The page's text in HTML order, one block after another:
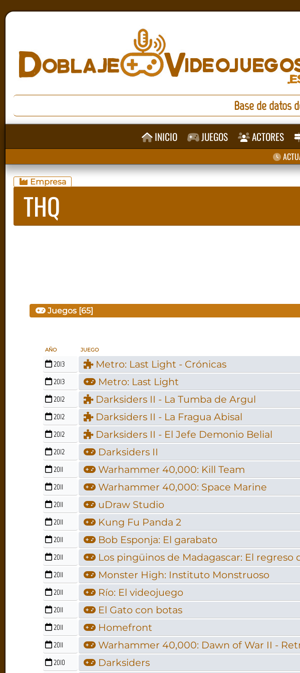
Base de datos
INICIO JUEGOS ACTORES
Empresa
THQ
Juegos [65]
AÑO JUEGO
2013 Metro: Last Light - Crónicas
2013 Metro: Last Light
2012 Darksiders II - La Tumba de Argul
2012 Darksiders II - La Fragua Abisal
2012 Darksiders II - El Jefe Demonio Belial
2012 Darksiders II
2011 Warhammer 40,000: Kill Team
2011 Warhammer 40,000: Space Marine
2011 uDraw Studio
2011 Kung Fu Panda 2
2011 Bob Esponja: El garabato
2011 Los pingüinos de Madagascar: El regreso
2011 Monster High: Instituto Monstruoso
2011 Río: El videojuego
2011 El Gato con botas
2011 Homefront
2011 Warhammer 40,000: Dawn of War II -
2010 Darksiders